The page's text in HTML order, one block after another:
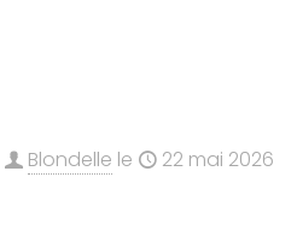
Blondelle le 22 mai 2026